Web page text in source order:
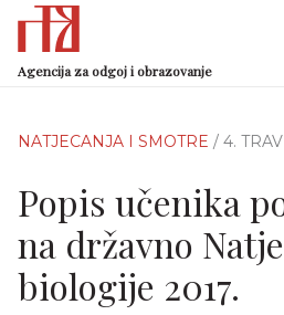
Agencija za odgoj i obrazovanje
NATJECANJA I SMOTRE / 4.
Popis učenika
na državno
biologije 2017.